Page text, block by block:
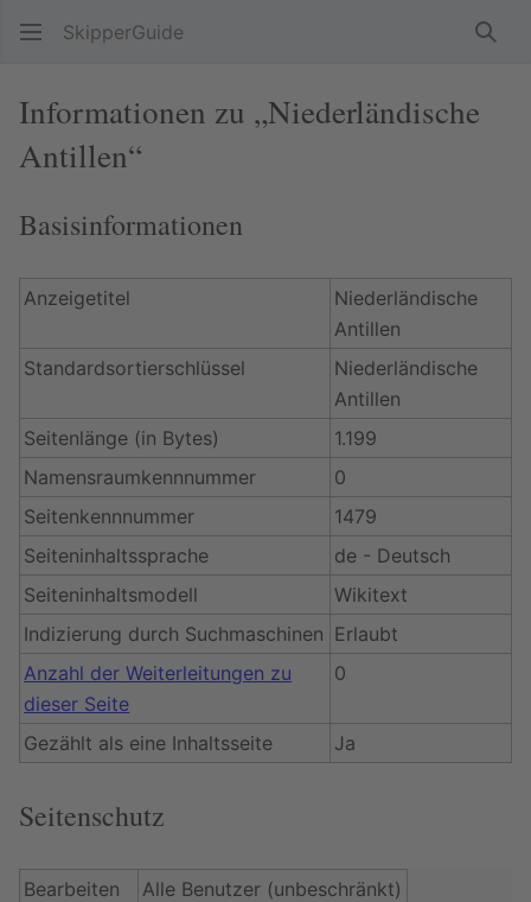
SkipperGuide
Informationen zu „Niederländische
Antillen“
Basisinformationen
Anzeigetitel
Niederländische
Antillen
Standardsortierschlüssel
Niederländische
Antillen
Seitenlänge (in Bytes)
1.199
Namensraumkennnummer
0
Seitenkennnummer
1479
Seiteninhaltssprache
de - Deutsch
Seiteninhaltsmodell
Wikitext
Indizierung durch Suchmaschinen Erlaubt
Anzahl der Weiterleitungen zu
dieser Seite
0
Gezählt als eine Inhaltsseite Ja
Seitenschutz
Bearbeiten
Alle Benutzer (unbeschränkt)